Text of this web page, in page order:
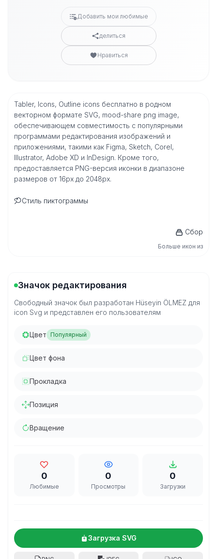
Добавить мои любимые
делиться
Нравиться
Tabler, Icons, Outline icons бесплатно в родном
векторном формате SVG, mood-share png image,
обеспечивающем совместимость с популярными
программами редактирования изображений и
приложениями, такими как Figma, Sketch, Corel,
Illustrator, Adobe XD и InDesign. Кроме того,
предоставляется PNG-версия иконки в диапазоне
размеров от 16px до 2048px.
Стиль пиктограммы
Сбор
Больше икон из
Значок редактирования
Свободный значок был разработан Hüseyin ÖLMEZ для
icon Svg и представлен его пользователям
Цвет Популярный
Цвет фона
Прокладка
Позиция
Вращение
0
Любимые
0
Просмотры
0
Загрузки
Загрузка SVG